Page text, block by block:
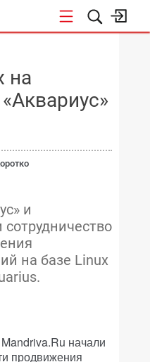
на
и
на базе Linux
начали
продвижения